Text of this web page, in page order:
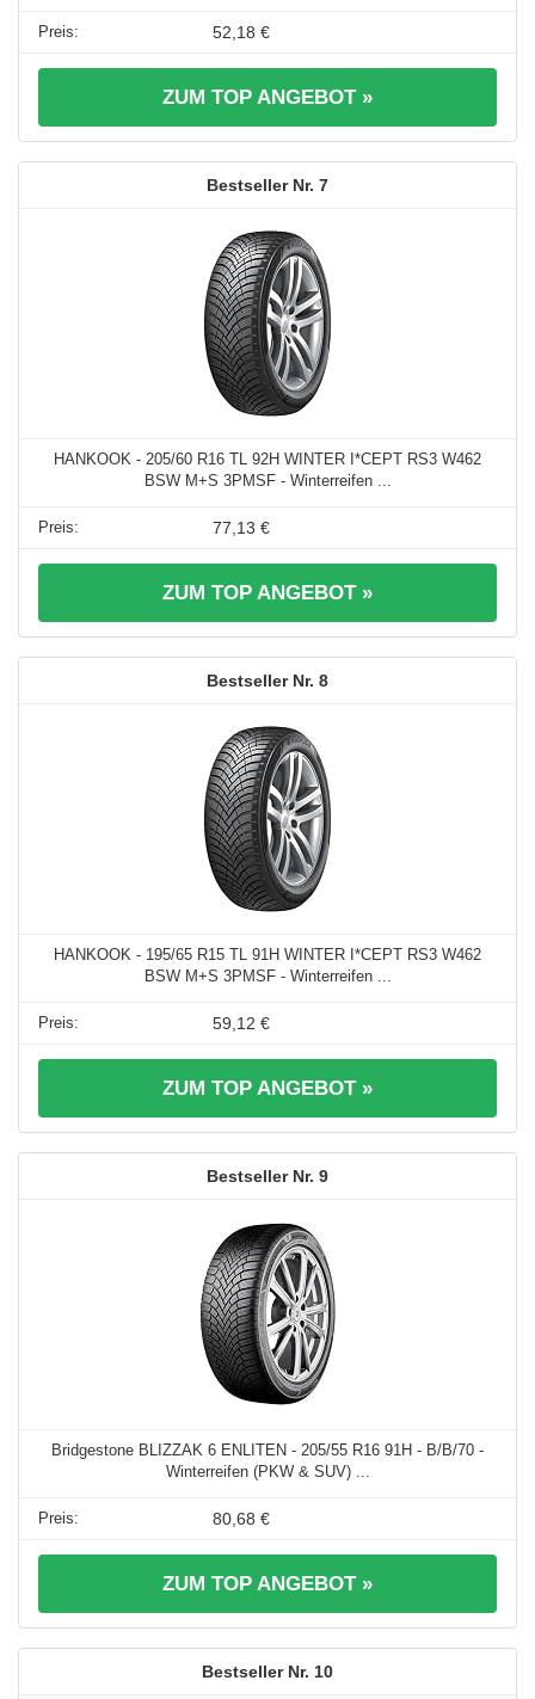
52,18 €
ZUM TOP ANGEBOT »
7
HANKOOK - 205/60 R16 TL 92H WINTER I*CEPT RS3 W462
BSW M+S 3PMSF - Winterreifen ...
77,13 €
ZUM TOP ANGEBOT »
8
HANKOOK - 195/65 R15 TL 91H WINTER I*CEPT RS3 W462
BSW M+S 3PMSF - Winterreifen ...
59,12 €
ZUM TOP ANGEBOT »
9
Bridgestone BLIZZAK 6 ENLITEN - 205/55 R16 91H - B/B/70 -
Winterreifen (PKW & SUV) ...
80,68 €
ZUM TOP ANGEBOT »
10